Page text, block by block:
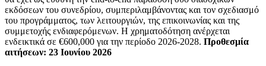
εκδόσεων του συνεδρίου, συμπεριλαμβάνοντας και τον σχεδιασμό
του προγράμματος, των λειτουργιών, της επικοινωνίας και της
συμμετοχής ενδιαφερόμενων. Η χρηματοδότηση ανέρχεται
ενδεικτικά σε €600,000 για την περίοδο 2026-2028. Προθεσμία
αιτήσεων: 23 Ιουνίου 2026